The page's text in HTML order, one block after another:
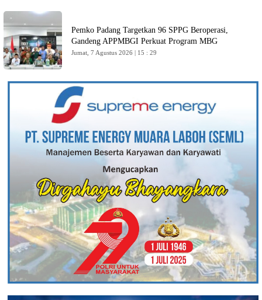
Pemko Padang Targetkan 96 SPPG Beroperasi,
Gandeng APPMBGI Perkuat Program MBG
Jumat, 7 Agustus 2026 | 15 : 29